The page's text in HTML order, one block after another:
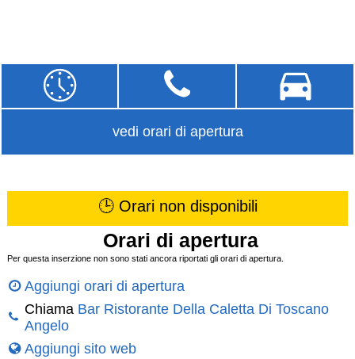
vedi orari di apertura
🕒 Orari non disponibili
Orari di apertura
Per questa inserzione non sono stati ancora riportati gli orari di apertura.
Aggiungi orari di apertura
Chiama Bar Ristorante Della Caletta Di Toscano
Angelo
Aggiungi sito web